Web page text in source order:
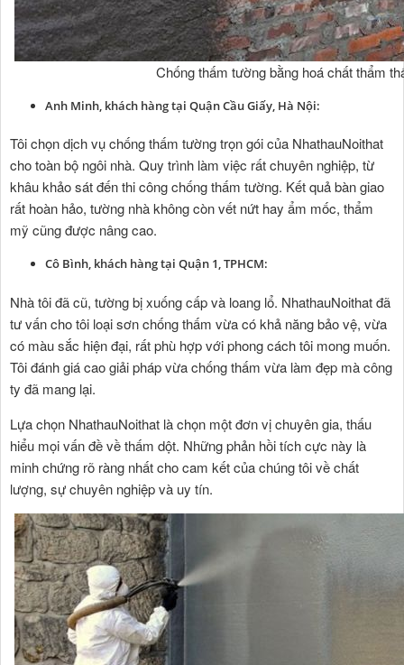
Chống thấm tường bằng hoá chất thẩm
Anh Minh, khách hàng tại Quận Cầu Giấy, Hà Nội:
Tôi chọn dịch vụ chống thấm tường trọn gói của NhathauNoithat
cho toàn bộ ngôi nhà. Quy trình làm việc rất chuyên nghiệp, từ
khâu khảo sát đến thi công chống thấm tường. Kết quả bàn giao
rất hoàn hảo, tường nhà không còn vết nứt hay ẩm mốc, thẩm
mỹ cũng được nâng cao.
Cô Bình, khách hàng tại Quận 1, TPHCM:
Nhà tôi đã cũ, tường bị xuống cấp và loang lổ. NhathauNoithat đã
tư vấn cho tôi loại sơn chống thấm vừa có khả năng bảo vệ, vừa
có màu sắc hiện đại, rất phù hợp với phong cách tôi mong muốn.
Tôi đánh giá cao giải pháp vừa chống thấm vừa làm đẹp mà công
ty đã mang lại.
Lựa chọn NhathauNoithat là chọn một đơn vị chuyên gia, thấu
hiểu mọi vấn đề về thấm dột. Những phản hồi tích cực này là
minh chứng rõ ràng nhất cho cam kết của chúng tôi về chất
lượng, sự chuyên nghiệp và uy tín.